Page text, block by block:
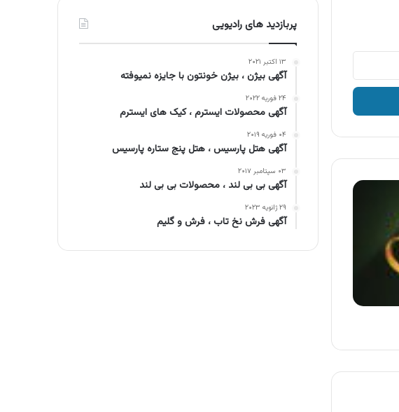
پربازدید های رادیویی
۱۳ اکتبر ۲۰۲۱
آگهی بیژن ، بیژن خونتون با جایزه نمیوفته
۲۴ فوریه ۲۰۲۲
آگهی محصولات ایسترم ، کیک های ایسترم
۰۴ فوریه ۲۰۱۹
آگهی هتل پارسیس ، هتل پنج ستاره پارسیس
۰۳ سپتامبر ۲۰۱۷
آگهی بی بی لند ، محصولات بی بی لند
۲۹ ژانویه ۲۰۲۳
آگهی فرش نخ تاب ، فرش و گلیم